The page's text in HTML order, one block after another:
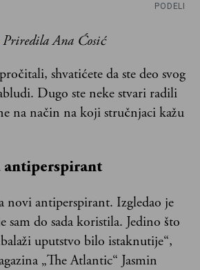
PODELI
Priredila Ana Ćosić
shvatićete da ste deo svog
Dugo ste neke stvari radili
na način na koji stručnjaci kažu
antiperspirant
novi antiperspirant. Izgledao je
sam do sada koristila. Jedino što
uputstvo bilo istaknutije“,
„The Atlantic“ Jasmin